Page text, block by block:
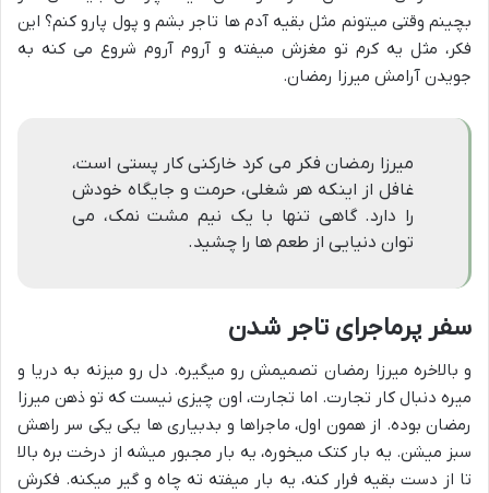
بچینم وقتی میتونم مثل بقیه آدم ها تاجر بشم و پول پارو کنم؟ این
فکر، مثل یه کرم تو مغزش میفته و آروم آروم شروع می کنه به
جویدن آرامش میرزا رمضان.
میرزا رمضان فکر می کرد خارکنی کار پستی است،
غافل از اینکه هر شغلی، حرمت و جایگاه خودش
را دارد. گاهی تنها با یک نیم مشت نمک، می
توان دنیایی از طعم ها را چشید.
سفر پرماجرای تاجر شدن
و بالاخره میرزا رمضان تصمیمش رو میگیره. دل رو میزنه به دریا و
میره دنبال کار تجارت. اما تجارت، اون چیزی نیست که تو ذهن میرزا
رمضان بوده. از همون اول، ماجراها و بدبیاری ها یکی یکی سر راهش
سبز میشن. یه بار کتک میخوره، یه بار مجبور میشه از درخت بره بالا
تا از دست بقیه فرار کنه، یه بار میفته ته چاه و گیر میکنه. فکرش